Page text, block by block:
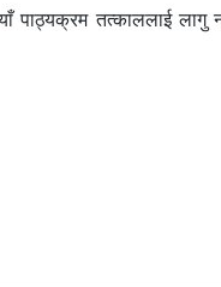
पाठ्यक्रम तत्काललाई